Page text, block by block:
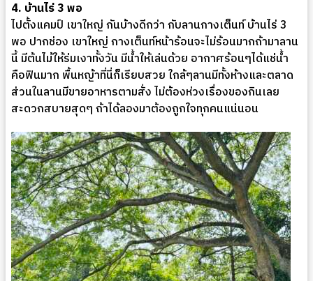
4. บ้านไร่ 3 พอ
ไปตั้งแคมป์ เขาใหญ่ กันบ้างดีกว่า กับลานกางเต็นท์ บ้านไร่ 3
พอ ปากช่อง เขาใหญ่ กางเต็นท์หน้าร้อนจะไม่ร้อนมากถ้ามาลาน
นี้ มีต้นไม้ให้ร่มเงาทั้งวัน มีน้ำให้เล่นด้วย อากาศร้อนๆได้แช่น้ำ
คือฟินมาก พื้นหญ้าที่นี่ก็เรียบสวย ใกล้ๆลานมีทั้งห้างและตลาด
ส่วนในลานมีขายอาหารตามสั่ง ไม่ต้องห่วงเรื่องของกินเลย
สะดวกสบายสุดๆ ถ้าได้ลองมาต้องถูกใจทุกคนแน่นอน